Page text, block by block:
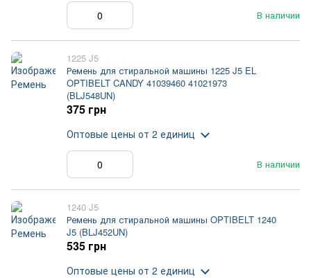
В наличии
1225 J5
Ремень для стиральной машины 1225 J5 EL
OPTIBELT CANDY 41039460 41021973
(BLJ548UN)
В наличии
375 грн
Оптовые цены от 2 единиц
1240 J5
Ремень для стиральной машины OPTIBELT 1240
J5 (BLJ452UN)
535 грн
Оптовые цены от 2 единиц